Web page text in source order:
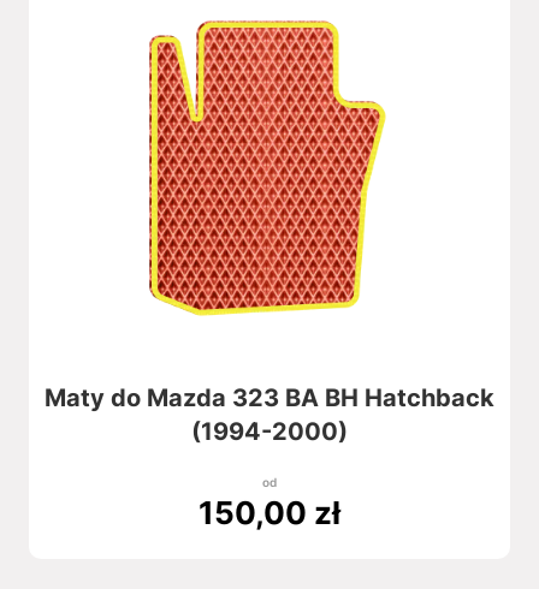
Maty do Mazda 323 BA BH Hatchback
(1994-2000)
od
150,00 zł